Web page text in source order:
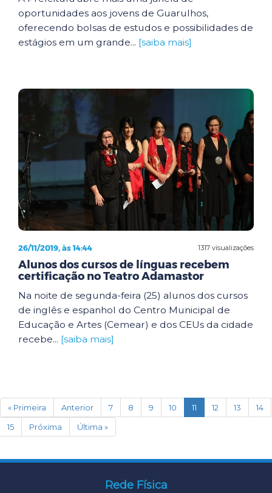
oportunidades aos jovens de Guarulhos,
oferecendo bolsas de estudos e possibilidades de
estágios em um grande... [saiba mais]
1317 visualizações
26/11/2019, às 14:44
Alunos dos cursos de línguas recebem
certificação no Teatro Adamastor
Na noite de segunda-feira (25) alunos dos cursos
de inglês e espanhol do Centro Municipal de
Educação e Artes (Cemear) e dos CEUs da cidade
recebe... [saiba mais]
« Primeira Anterior 7 8 9 10 11 (current)
12 13
14
15
Próxima Última »
Rede Física